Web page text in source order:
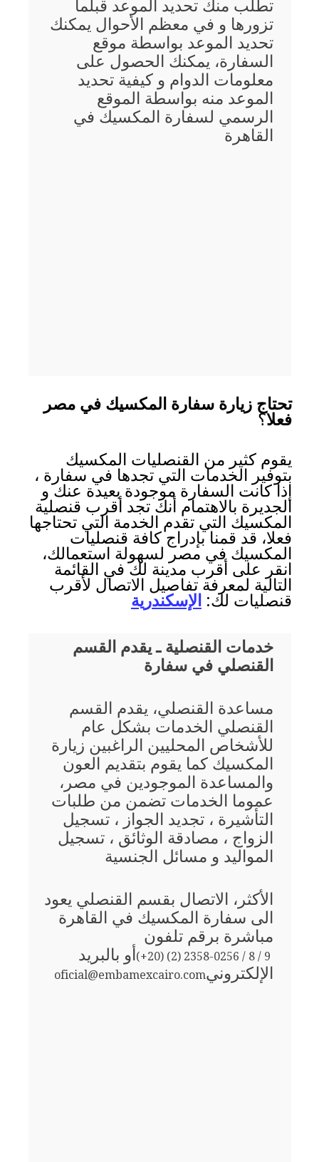
تطلب منك تحديد الموعد قبلما
تزورها و في معظم الأحوال يمكنك
تحديد الموعد بواسطة موقع
السفارة، يمكنك الحصول على
معلومات الدوام و كيفية تحديد
الموعد منه بواسطة الموقع
الرسمي لسفارة المكسيك في
القاهرة
تحتاج زيارة سفارة المكسيك في مصر
فعلا؟
يقوم كثير من القنصليات المكسيك
بتوفير الخدمات التي تجدها في سفارة ،
إذا كانت السفارة موجودة بعيدة عنك و
الجديرة بالاهتمام أنك تجد أقرب قنصلية
المكسيك التي تقدم الخدمة التي تحتاجها
فعلا، قد قمنا بإدراج كافة قنصليات
المكسيك في مصر لسهولة استعمالك،
انقر على أقرب مدينة لك في القائمة
التالية لمعرفة تفاصيل الاتصال لأقرب
قنصليات لك: الإسكندرية
خدمات القنصلية ـ يقدم القسم
القنصلي في سفارة
مساعدة القنصلي، يقدم القسم
القنصلي الخدمات بشكل عام
للأشخاص المحليين الراغبين زيارة
المكسيك كما يقوم بتقديم العون
والمساعدة الموجودين في مصر،
عموما الخدمات تضمن من طلبات
التأشيرة ، تجديد الجواز ، تسجيل
الزواج ، مصادقة الوثائق ، تسجيل
المواليد و مسائل الجنسية
الأكثر، الاتصال بقسم القنصلي يعود
الى سفارة المكسيك في القاهرة
مباشرة برقم تلفون
(+20) (2) 2358-0256 / 8 / 9أو بالبريد
الإلكترونيoficial@embamexcairo.com